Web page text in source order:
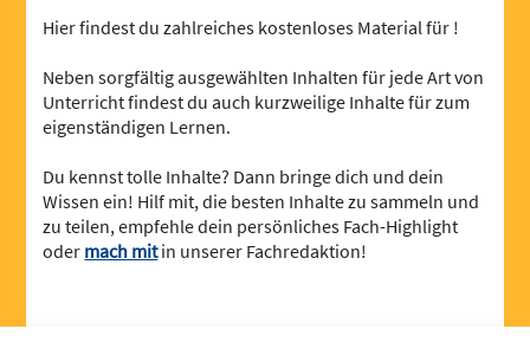
Hier findest du zahlreiches kostenloses Material für !
Neben sorgfältig ausgewählten Inhalten für jede Art von
Unterricht findest du auch kurzweilige Inhalte für zum
eigenständigen Lernen.
Du kennst tolle Inhalte? Dann bringe dich und dein
Wissen ein! Hilf mit, die besten Inhalte zu sammeln und
zu teilen, empfehle dein persönliches Fach-Highlight
oder mach mitin unserer Fachredaktion!